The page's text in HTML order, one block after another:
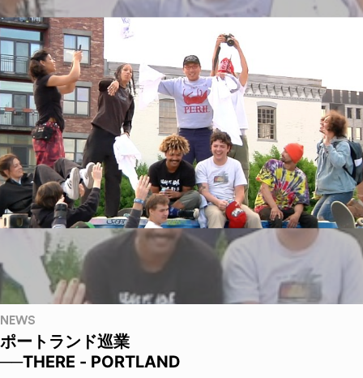
NEWS
ポートランド巡業
──THERE - PORTLAND